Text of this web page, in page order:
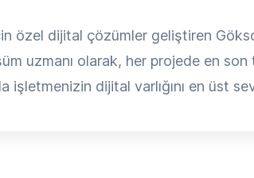
özel dijital çözümler geliştiren
uzmanı olarak, her projede en son
işletmenizin dijital varlığını en üst